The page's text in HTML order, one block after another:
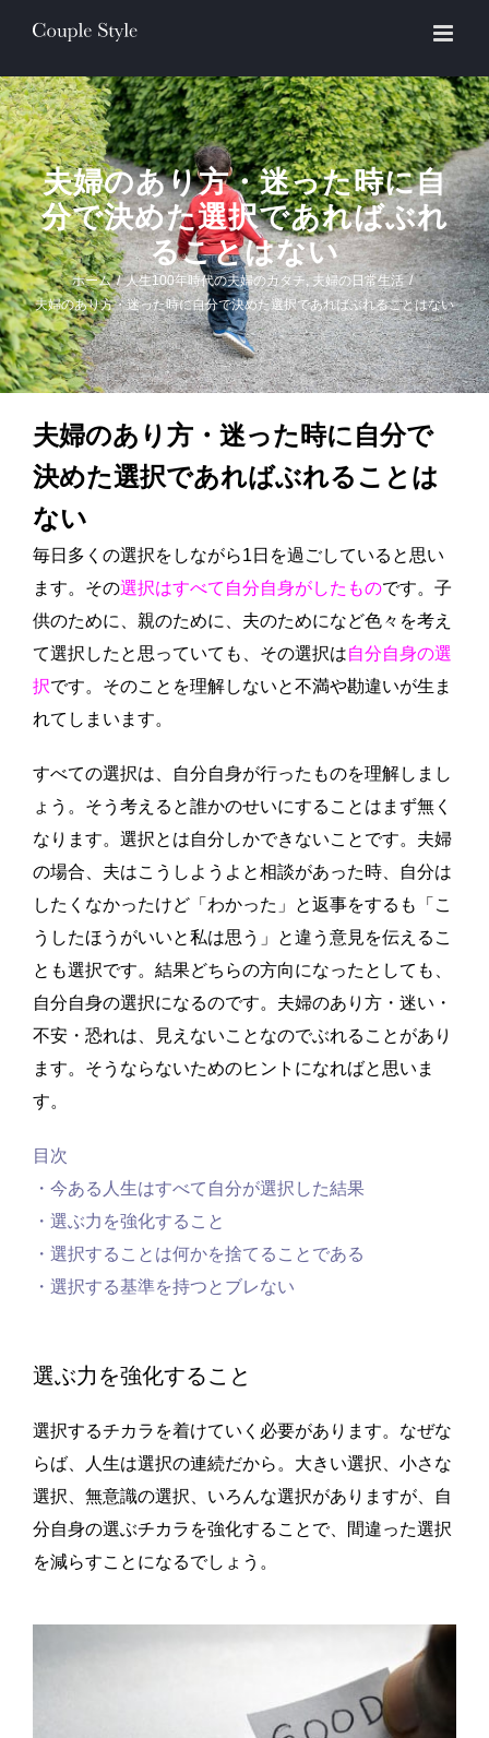
content
夫婦のあり方・迷った時に自
分で決めた選択であればぶれ
ることはない
ホーム / 人生100年時代の夫婦のカタチ,夫婦の日常生活 /
夫婦のあり方・迷った時に自分で決めた選択であればぶれることはない
夫婦のあり方・迷った時に自分で
決めた選択であればぶれることは
ない
毎日多くの選択をしながら1日を過ごしていると思い
ます。その選択はすべて自分自身がしたものです。子
供のために、親のために、夫のためになど色々を考え
て選択したと思っていても、その選択は自分自身の選
択です。そのことを理解しないと不満や勘違いが生ま
れてしまいます。
すべての選択は、自分自身が行ったものを理解しまし
ょう。そう考えると誰かのせいにすることはまず無く
なります。選択とは自分しかできないことです。夫婦
の場合、夫はこうしようよと相談があった時、自分は
したくなかったけど「わかった」と返事をするも「こ
うしたほうがいいと私は思う」と違う意見を伝えるこ
とも選択です。結果どちらの方向になったとしても、
自分自身の選択になるのです。夫婦のあり方・迷い・
不安・恐れは、見えないことなのでぶれることがあり
ます。そうならないためのヒントになればと思いま
す。
目次
・今ある人生はすべて自分が選択した結果
・選ぶ力を強化すること
・選択することは何かを捨てることである
・選択する基準を持つとブレない
選ぶ力を強化すること
選択するチカラを着けていく必要があります。なぜな
らば、人生は選択の連続だから。大きい選択、小さな
選択、無意識の選択、いろんな選択がありますが、自
分自身の選ぶチカラを強化することで、間違った選択
を減らすことになるでしょう。